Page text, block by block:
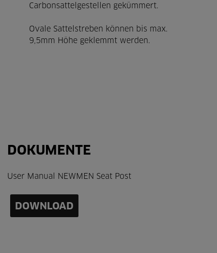
Carbonsattelgestellen gekümmert.
Ovale Sattelstreben können bis max.
9,5mm Höhe geklemmt werden.
DOKUMENTE
User Manual NEWMEN Seat Post
DOWNLOAD